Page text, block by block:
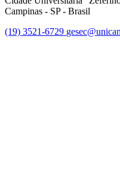
Campinas - SP - Brasil
(19) 3521-6729